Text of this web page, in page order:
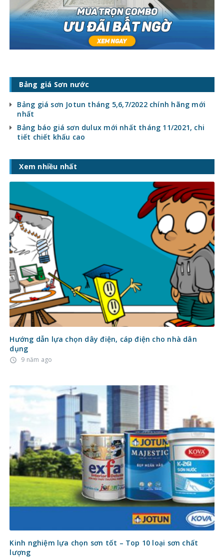
Bảng giá Sơn nước
Bảng giá sơn Jotun tháng 5,6,7/2022 chính hãng mới
nhất
Bảng báo giá sơn dulux mới nhất tháng 11/2021, chi
tiết chiết khấu cao
Xem nhiều nhất
Hướng dẫn lựa chọn dây điện, cáp điện cho nhà dân
dụng
access_time 9 năm ago
Kinh nghiệm lựa chọn sơn tốt – Top 10 loại sơn chất
lượng